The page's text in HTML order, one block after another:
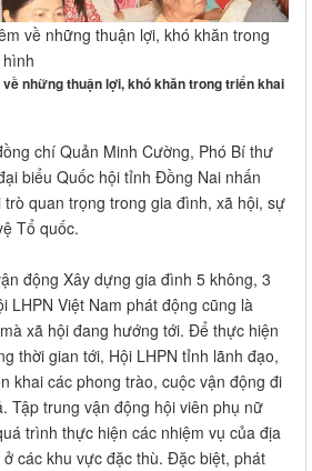
về những thuận lợi, khó khăn trong
những thuận lợi, khó khăn trong triển khai
chí Quản Minh Cường, Phó Bí thư
biểu Quốc hội tỉnh Đồng Nai nhấn
quan trọng trong gia đình, xã hội, sự
Tổ quốc.
động Xây dựng gia đình 5 không, 3
LHPN Việt Nam phát động cũng là
xã hội đang hướng tới. Để thực hiện
thời gian tới, Hội LHPN tỉnh lãnh đạo,
khai các phong trào, cuộc vận động đi
Tập trung vận động hội viên phụ nữ
trình thực hiện các nhiệm vụ của địa
các khu vực đặc thù. Đặc biệt, phát